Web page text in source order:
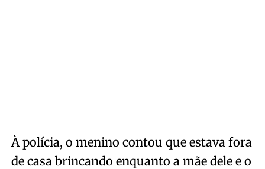
À polícia, o menino contou que estava fora
de casa brincando enquanto a mãe dele e o